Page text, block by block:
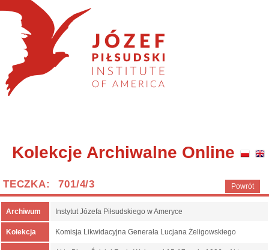
Kolekcje Archiwalne Online
Powrót
TECZKA: 701/4/3
Archiwum Instytut Józefa Piłsudskiego w Ameryce
Kolekcja Komisja Likwidacyjna Generała Lucjana Żeligowskiego